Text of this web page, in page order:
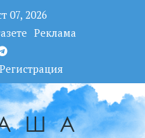
07, 2026
Реклама
Регистрация